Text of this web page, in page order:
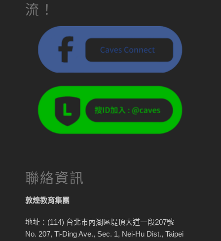
流！
聯絡資訊
敦煌教育集團
地址：(114) 台北市內湖區堤頂大道一段207號
No. 207, Ti-Ding Ave., Sec. 1, Nei-Hu Dist., Taipei